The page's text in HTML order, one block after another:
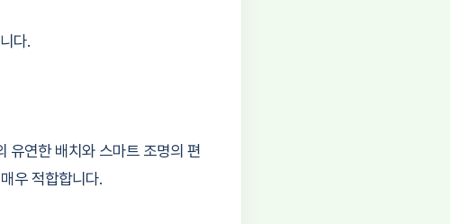
다.
유연한 배치와 스마트 조명의 편
우 적합합니다.